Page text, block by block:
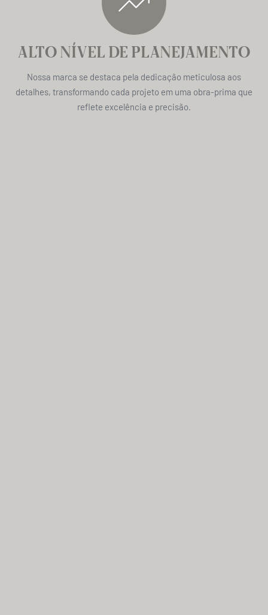
ALTO NÍVEL DE PLANEJAMENTO
Nossa marca se destaca pela dedicação meticulosa aos
detalhes, transformando cada projeto em uma obra-prima que
reflete excelência e precisão.